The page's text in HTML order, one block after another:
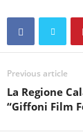
Previous article
La Regione
“Giffoni Film